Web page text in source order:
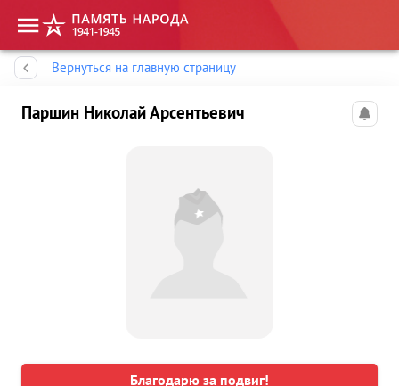
Вернуться на главную страницу
Паршин Николай Арсентьевич
Благодарю за подвиг!
Память народа